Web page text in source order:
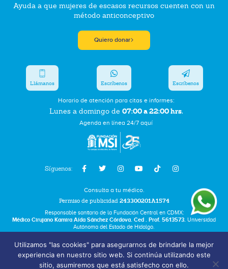
Ayuda a que mujeres de escasos recursos cuenten con un
método anticonceptivo
Quiero donar
Síguenos:
Horario de atención para citas e informes:
Lunes a domingo de 07:00 a 22:00 hrs.
Agenda en línea 24/7 aquí
Llámanos Escríbenos Escríbenos
Consulta a tu médico.
Permiso de publicidad 243300201A1574
Responsable sanitario de la Fundación Central en CDMX:
Médico Cirujano Kamira Aída Sánchez Córdova. Ced . Prof. 5613573. Universidad
Autónoma del Estado de Hidalgo.
Términos y Condiciones
Bolsa de Trabajo
Utilizamos "las cookies" para asegurarnos de brindarle la mejor
experiencia en nuestro sitio web. Si continúa utilizando este
sitio, asumiremos que está satisfecho con ello.